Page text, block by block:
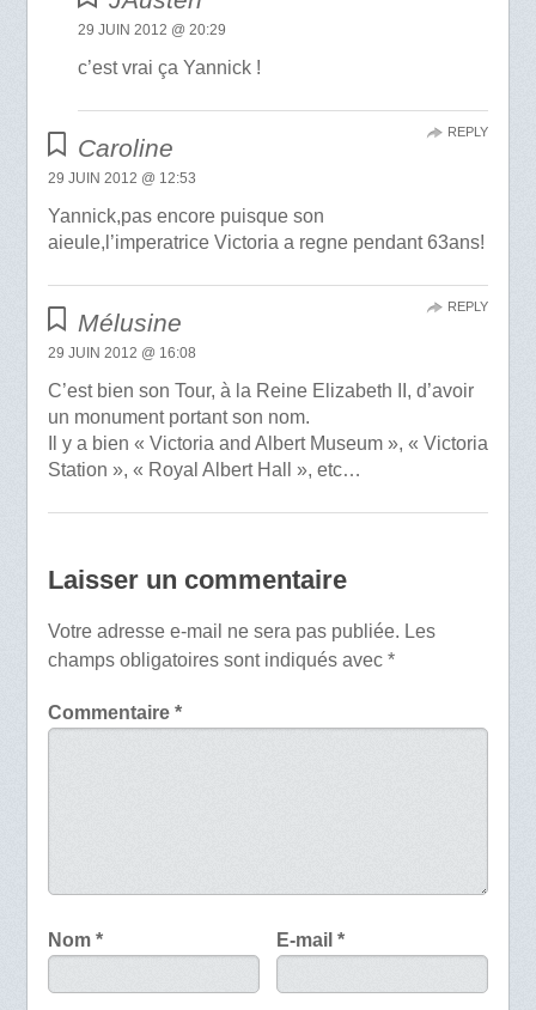
29 JUIN 2012 @ 20:29
c’est vrai ça Yannick !
Caroline
29 JUIN 2012 @ 12:53
Yannick,pas encore puisque son
aieule,l’imperatrice Victoria a regne pendant 63ans!
REPLY
Mélusine
29 JUIN 2012 @ 16:08
C’est bien son Tour, à la Reine Elizabeth II, d’avoir
un monument portant son nom.
Il y a bien « Victoria and Albert Museum », « Victoria
Station », « Royal Albert Hall », etc…
REPLY
Laisser un commentaire
Votre adresse e-mail ne sera pas publiée. Les
champs obligatoires sont indiqués avec *
Commentaire *
Nom * E-mail*